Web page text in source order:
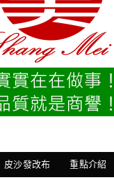
皮沙發改布 重點介紹